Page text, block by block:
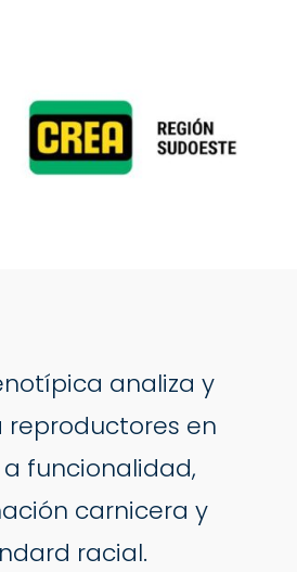
analiza y
en
funcionalidad,
carnicera y
racial.